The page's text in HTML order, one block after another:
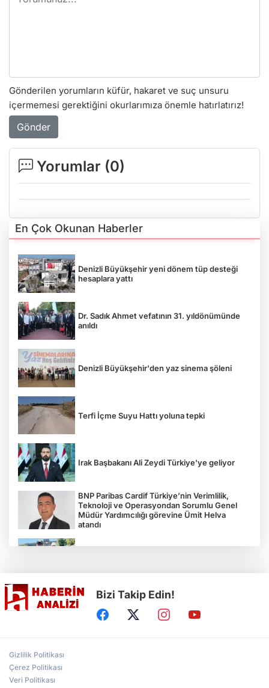
Gönderilen yorumların küfür, hakaret ve suç unsuru
içermemesi gerektiğini okurlarımıza önemle hatırlatırız!
Gönder
Yorumlar (0)
En Çok Okunan Haberler
Denizli Büyükşehir yeni dönem tüp desteği
hesaplara yattı
Dr. Sadık Ahmet vefatının 31. yıldönümünde
anıldı
Denizli Büyükşehir'den yaz sinema şöleni
Terfi İçme Suyu Hattı yoluna tepki
Irak Başbakanı Ali Zeydi Türkiye'ye geliyor
BNP Paribas Cardif Türkiye’nin Verimlilik,
Teknoloji ve Operasyondan Sorumlu Genel
Müdür Yardımcılığı görevine Ümit Helva
atandı
Bizi Takip Edin!
Gizlilik Politikası
Çerez Politikası
Veri Politikası